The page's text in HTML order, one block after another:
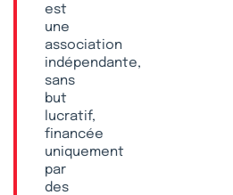
est
une
association
indépendante,
sans
but
lucratif,
financée
uniquement
par
des